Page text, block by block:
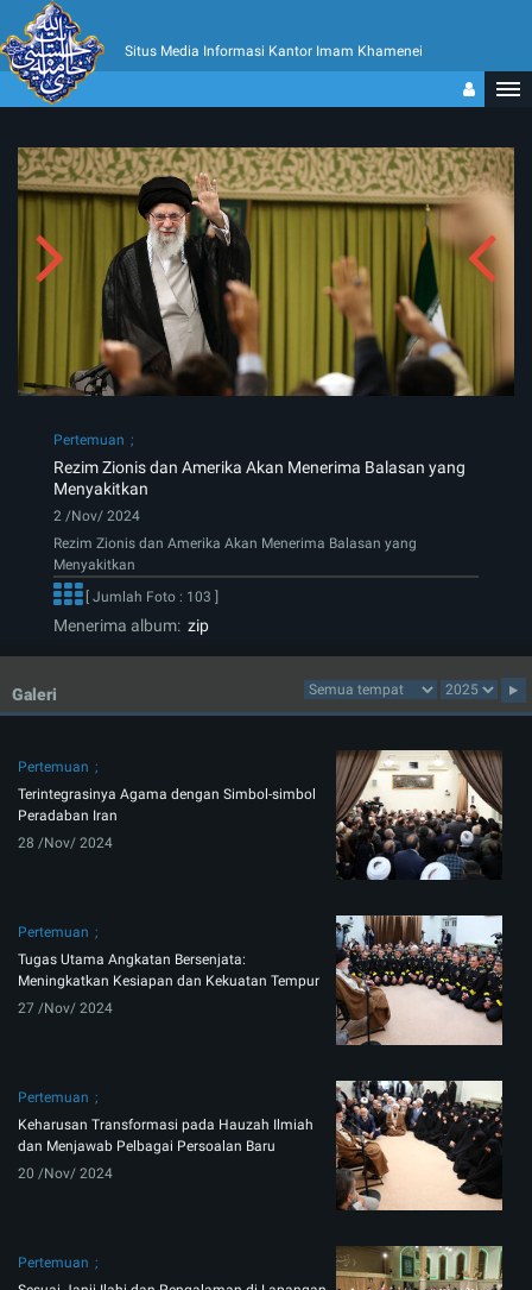
Situs Media Informasi Kantor Imam Khamenei
Pertemuan
​​​​​​​Rezim Zionis dan Amerika Akan Menerima Balasan yang
Menyakitkan
2 /Nov/ 2024
​​​​​​​Rezim Zionis dan Amerika Akan Menerima Balasan yang
Menyakitkan
[ Jumlah Foto : 103 ]
Menerima album: zip
Galeri
Pertemuan
Terintegrasinya Agama dengan Simbol-simbol
Peradaban Iran
28 /Nov/ 2024
Pertemuan
Tugas Utama Angkatan Bersenjata:
Meningkatkan Kesiapan dan Kekuatan Tempur
27 /Nov/ 2024
Pertemuan
Keharusan Transformasi pada Hauzah Ilmiah
dan Menjawab Pelbagai Persoalan Baru
20 /Nov/ 2024
Pertemuan